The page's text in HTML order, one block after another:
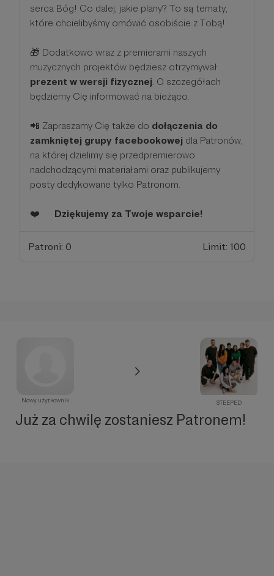
serca Bóg! Co dalej, jakie plany? To są tematy,
które chcielibyśmy omówić osobiście z Tobą!
🎁 Dodatkowo wraz z premierami naszych
muzycznych projektów będziesz otrzymywał
prezent w wersji fizycznej . O szczegółach
będziemy Cię informować na bieżąco.
📲 Zapraszamy Cię także do dołączenia do
zamkniętej grupy facebookowej dla Patronów,
na której dzielimy się przedpremierowo
nadchodzącymi materiałami oraz publikujemy
posty dedykowane tylko Patronom.
❤️ Dziękujemy za Twoje wsparcie!
Patroni: 0 Limit: 100
Nowy użytkownik STEEPED
Już za chwilę zostaniesz Patronem!